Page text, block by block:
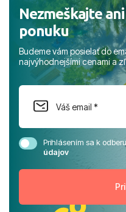
Nezmeškajte
ponuku
Budeme vám posielať do
najvýhodnejšími cenami a
Prihlásením sa k
údajov